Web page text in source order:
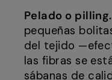
Pelado o pilling.
pequeñas
del tejido
las fibras se
sábanas de